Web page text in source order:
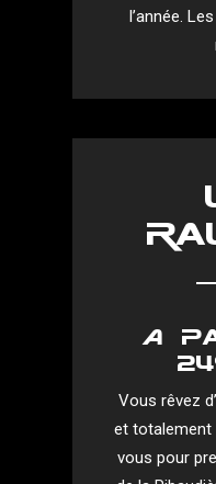
l’année.
A
Vous rêvez
et totalement
vous pour